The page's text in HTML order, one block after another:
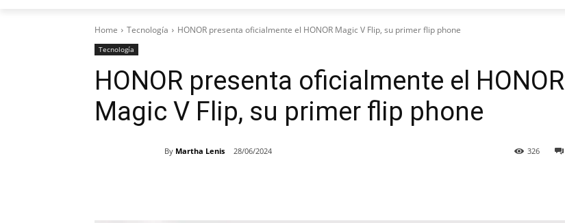
Home Tecnología HONOR presenta oficialmente el HONOR Magic V Flip, su primer flip phone
Tecnología
HONOR presenta oficialmente el HONOR
Magic V Flip, su primer flip phone
By Martha Lenis 28/06/2024 326